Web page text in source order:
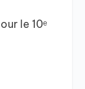
le 10ᵉ